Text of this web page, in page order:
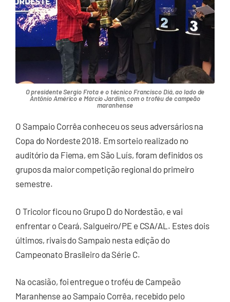
O presidente Sergio Frota e o técnico Francisco Diá, ao lado de
Antônio Américo e Márcio Jardim, com o troféu de campeão
maranhense
O Sampaio Corrêa conheceu os seus adversários na
Copa do Nordeste 2018. Em sorteio realizado no
auditório da Fiema, em São Luís, foram definidos os
grupos da maior competição regional do primeiro
semestre.
O Tricolor ficou no Grupo D do Nordestão, e vai
enfrentar o Ceará, Salgueiro/PE e CSA/AL. Estes dois
últimos, rivais do Sampaio nesta edição do
Campeonato Brasileiro da Série C.
Na ocasião, foi entregue o troféu de Campeão
Maranhense ao Sampaio Corrêa, recebido pelo